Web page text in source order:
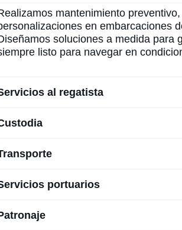
mantenimiento
en embarcaciones
soluciones a medida para
listo para navegar en
al regatista
portuarios